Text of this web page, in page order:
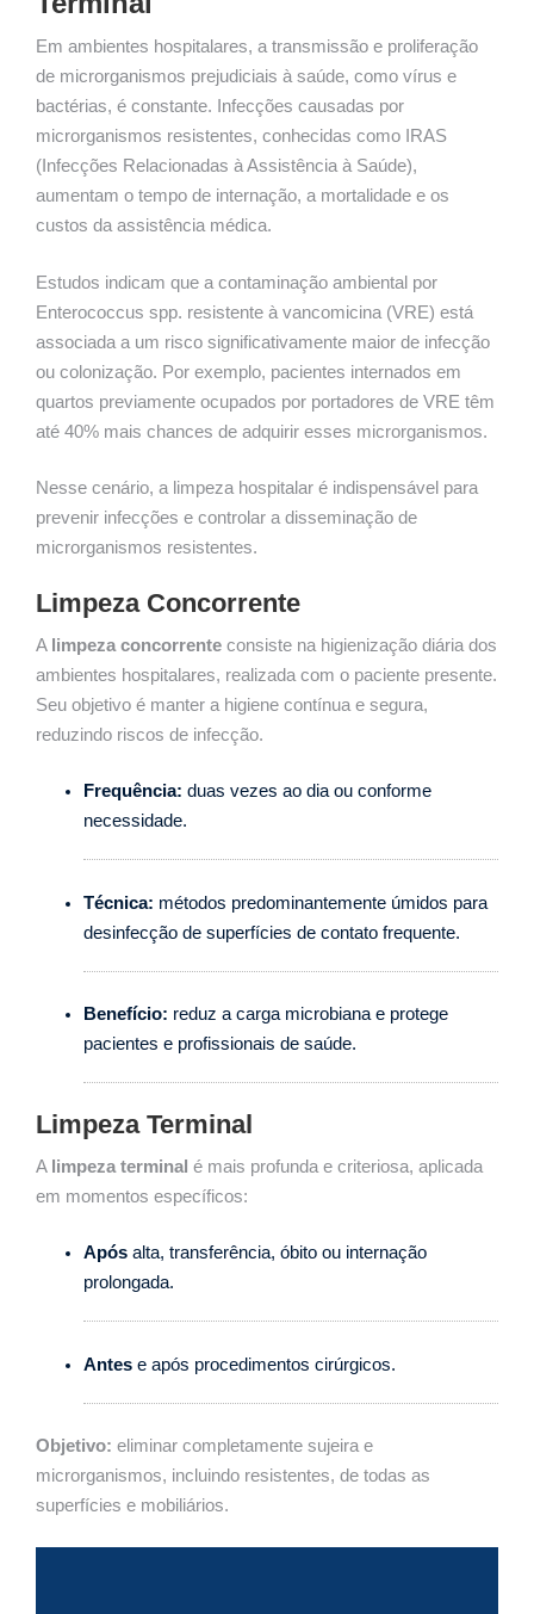
Em ambientes hospitalares, a transmissão e proliferação
de microrganismos prejudiciais à saúde, como vírus e
bactérias, é constante. Infecções causadas por
microrganismos resistentes, conhecidas como IRAS
(Infecções Relacionadas à Assistência à Saúde),
aumentam o tempo de internação, a mortalidade e os
custos da assistência médica.
Estudos indicam que a contaminação ambiental por
Enterococcus spp. resistente à vancomicina (VRE) está
associada a um risco significativamente maior de infecção
ou colonização. Por exemplo, pacientes internados em
quartos previamente ocupados por portadores de VRE têm
até 40% mais chances de adquirir esses microrganismos.
Nesse cenário, a limpeza hospitalar é indispensável para
prevenir infecções e controlar a disseminação de
microrganismos resistentes.
Limpeza Concorrente
A limpeza concorrente consiste na higienização diária dos
ambientes hospitalares, realizada com o paciente presente.
Seu objetivo é manter a higiene contínua e segura,
reduzindo riscos de infecção.
Frequência: duas vezes ao dia ou conforme
necessidade.
Técnica: métodos predominantemente úmidos para
desinfecção de superfícies de contato frequente.
Benefício: reduz a carga microbiana e protege
pacientes e profissionais de saúde.
Limpeza Terminal
A limpeza terminal é mais profunda e criteriosa, aplicada
em momentos específicos:
Após alta, transferência, óbito ou internação
prolongada.
Antes e após procedimentos cirúrgicos.
Objetivo: eliminar completamente sujeira e
microrganismos, incluindo resistentes, de todas as
superfícies e mobiliários.